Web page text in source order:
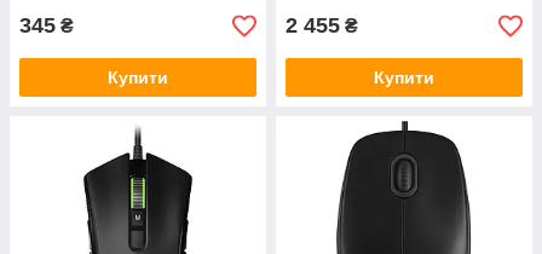
345 ₴
Купити
2 455 ₴
Купити